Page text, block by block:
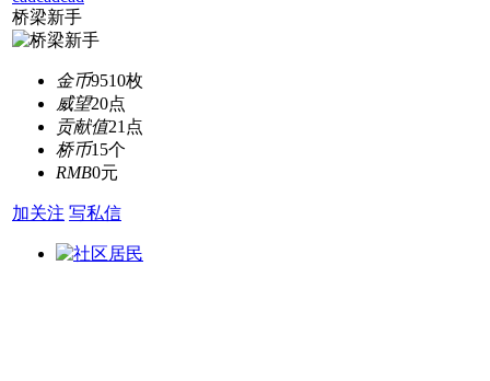
桥梁新手
金币9510枚
威望20点
贡献值21点
桥币15个
RMB0元
加关注 写私信